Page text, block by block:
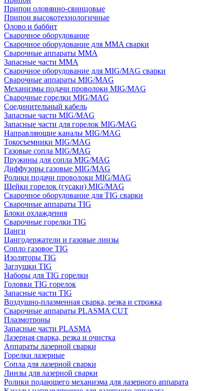
Припои оловянно-свинцовые
Припои высокотехнологичные
Олово и баббит
Сварочное оборудование
Сварочное оборудование для MMA сварки
Сварочные аппараты MMA
Запасные части MMA
Сварочное оборудование для MIG/MAG сварки
Сварочные аппараты MIG/MAG
Механизмы подачи проволоки MIG/MAG
Сварочные горелки MIG/MAG
Соединительный кабель
Запасные части MIG/MAG
Запасные части для горелок MIG/MAG
Направляющие каналы MIG/MAG
Токосъемники MIG/MAG
Газовые сопла MIG/MAG
Пружины для сопла MIG/MAG
Диффузоры газовые MIG/MAG
Ролики подачи проволоки MIG/MAG
Шейки горелок (гусаки) MIG/MAG
Сварочное оборудование для TIG сварки
Сварочные аппараты TIG
Блоки охлаждения
Сварочные горелки TIG
Цанги
Цангодержатели и газовые линзы
Сопло газовое TIG
Изоляторы TIG
Заглушки TIG
Наборы для TIG горелки
Головки TIG горелок
Запасные части TIG
Воздушно-плазменная сварка, резка и строжка
Сварочные аппараты PLASMA CUT
Плазмотроны
Запасные части PLASMA
Лазерная сварка, резка и очистка
Аппараты лазерной сварки
Горелки лазерные
Сопла для лазерной сварки
Линзы для лазерной сварки
Ролики подающего механизма для лазерного аппарата